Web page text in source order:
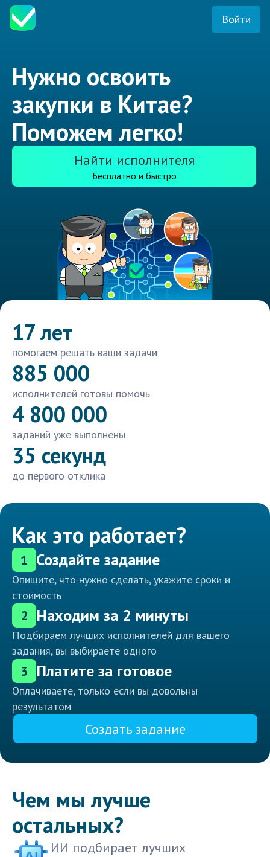
Войти
Нужно освоить
закупки в Китае?
Поможем легко!
Найти исполнителя
Бесплатно и быстро
17 лет
помогаем решать ваши задачи
885 000
исполнителей готовы помочь
4 800 000
заданий уже выполнены
35 секунд
до первого отклика
Как это работает?
1 Создайте задание
Опишите, что нужно сделать, укажите сроки и
стоимость
2 Находим за 2 минуты
Подбираем лучших исполнителей для вашего
задания, вы выбираете одного
3 Платите за готовое
Оплачиваете, только если вы довольны
результатом
Создать задание
Чем мы лучше
остальных?
ИИ подбирает лучших